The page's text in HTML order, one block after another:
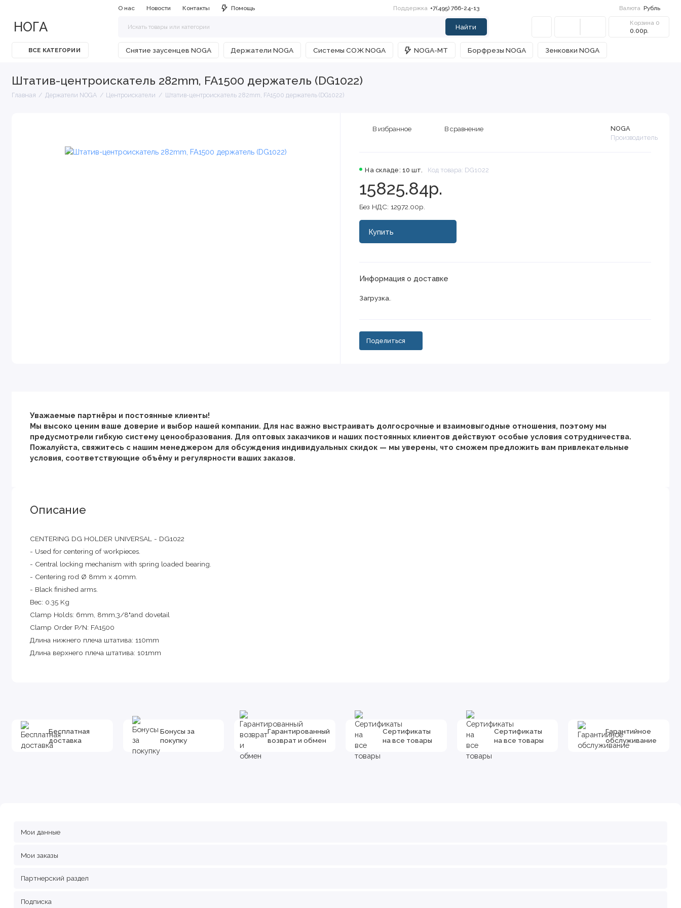
О нас Новости Контакты Помощь Поддержка +7(495) 766-24-13 Валюта Рубль
НОГА Найти
Корзина 0
0.00р.
ВСЕ КАТЕГОРИИ Снятие заусенцев NOGA Держатели NOGA Системы СОЖ NOGA NOGA-MT Борфрезы NOGA Зенковки NOGA
Штатив-центроискатель 282mm, FA1500 держатель (DG1022)
Главная Держатели NOGA Центроискатели Штатив-центроискатель 282mm, FA1500 держатель (DG1022)
На складе: 10 шт. Код товара: DG1022
NOGA
Производитель
15825.84р.
Без НДС: 12972.00р.
Купить
В избранное В сравнение
Информация о доставке
Загрузка...
Поделиться
Уважаемые партнёры и постоянные клиенты!
Мы высоко ценим ваше доверие и выбор нашей компании. Для нас важно выстраивать долгосрочные и взаимовыгодные отношения, поэтому мы
предусмотрели гибкую систему ценообразования. Для оптовых заказчиков и наших постоянных клиентов действуют особые условия сотрудничества.
Пожалуйста, свяжитесь с нашим менеджером для обсуждения индивидуальных скидок — мы уверены, что сможем предложить вам привлекательные
условия, соответствующие объёму и регулярности ваших заказов.
Описание
CENTERING DG HOLDER UNIVERSAL - DG1022
- Used for centering of workpieces.
- Central locking mechanism with spring loaded bearing.
- Centering rod Ø 8mm x 40mm.
- Black finished arms.
Вес: 0.35 Kg
Clamp Holds: 6mm, 8mm,3/8"and dovetail
Clamp Order P/N: FA1500
Длина нижнего плеча штатива: 110mm
Длина верхнего плеча штатива: 101mm
Бесплатная
доставка
Бонусы за
покупку
Гарантированный
возврат и обмен
Сертификаты
на все товары
Сертификаты
на все товары
Гарантийное
обслуживание
Мои данные
Мои заказы
Партнерcкий раздел
Подписка